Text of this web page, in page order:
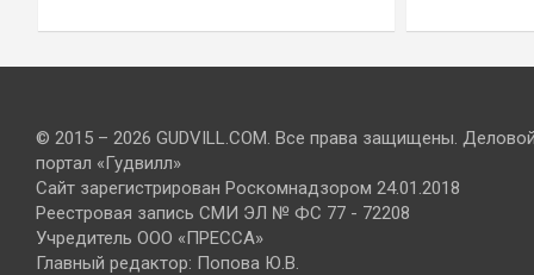
© 2015 – 2026 GUDVILL.COM. Все права защищены.
портал «Гудвилл»
Сайт зарегистрирован Роскомнадзором 24.01.2018
Реестровая запись СМИ ЭЛ № ФС 77 - 72208
Учредитель ООО «ПРЕССА»
Главный редактор: Попова Ю.В.